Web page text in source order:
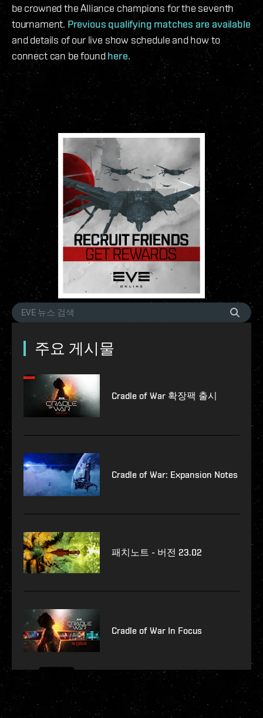
be crowned the Alliance champions for the seventh
tournament. Previous qualifying matches are available
and details of our live show schedule and how to
connect can be foundhere.
주요 게시물
Cradle of War 확장팩 출시
Cradle of War: Expansion Notes
패치노트 - 버전 23.02
Cradle of War In Focus